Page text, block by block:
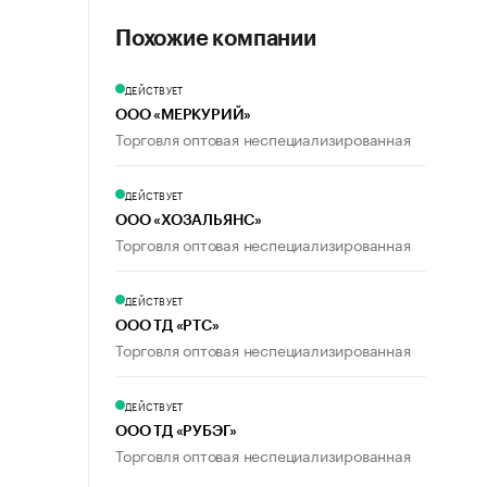
Похожие компании
ДЕЙСТВУЕТ
ООО «МЕРКУРИЙ»
Торговля оптовая неспециализированная
ДЕЙСТВУЕТ
ООО «ХОЗАЛЬЯНС»
Торговля оптовая неспециализированная
ДЕЙСТВУЕТ
ООО ТД «РТС»
Торговля оптовая неспециализированная
ДЕЙСТВУЕТ
ООО ТД «РУБЭГ»
Торговля оптовая неспециализированная